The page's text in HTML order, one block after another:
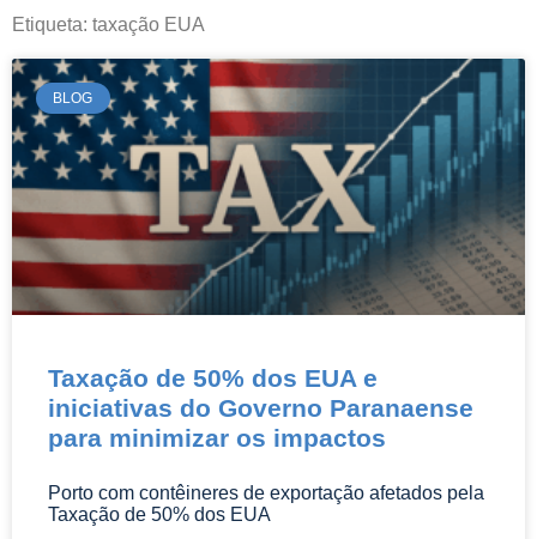
do Direito.
Etiqueta: taxação EUA
BLOG
Taxação de 50% dos EUA e
iniciativas do Governo Paranaense
para minimizar os impactos
Porto com contêineres de exportação afetados pela
Taxação de 50% dos EUA